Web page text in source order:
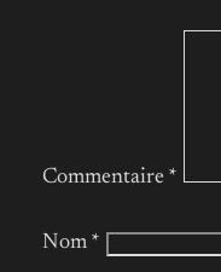
Commentaire *
Nom *